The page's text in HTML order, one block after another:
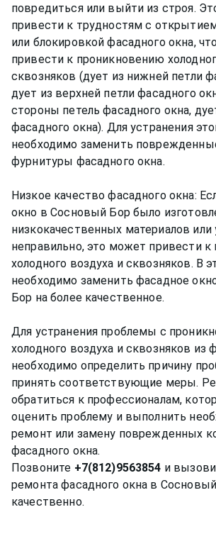
повредиться или выйти из строя.
привести к трудностям с
или блокировкой фасадного окна,
привести к проникновению
сквозняков (дует из нижней петли
дует из верхней петли фасадного
стороны петель фасадного окна,
фасадного окна). Для устранения
необходимо заменить
фурнитуры фасадного окна.
Низкое качество фасадного окна:
окно в Сосновый Бор было
низкокачественных материалов или
неправильно, это может привести
холодного воздуха и сквозняков. В
необходимо заменить фасадное
Бор на более качественное.
Для устранения проблемы с
холодного воздуха и сквозняков из
необходимо определить причину
принять соответствующие меры.
обратиться к профессионалам,
оценить проблему и выполнить
ремонт или замену поврежденных
фасадного окна.
Позвоните +7(812)9563854 и
ремонта фасадного окна в